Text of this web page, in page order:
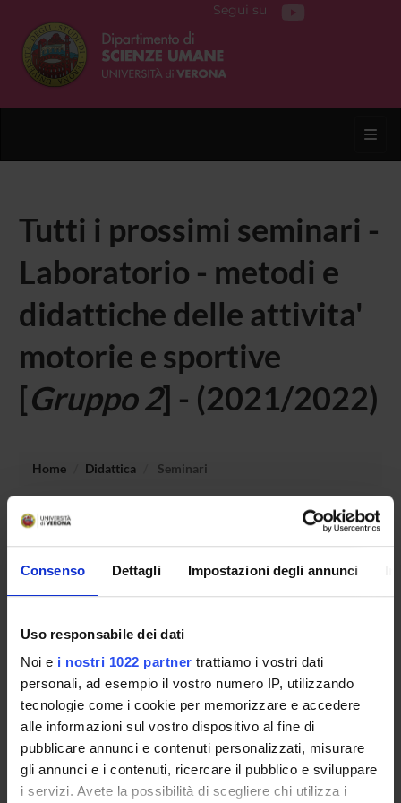
Consenso Dettagli Impostazioni degli annunci
Uso responsabile dei dati
Noi e i nostri 1022 partner trattiamo i vostri dati
personali, ad esempio il vostro numero IP, utilizzando
tecnologie come i cookie per memorizzare e accedere
alle informazioni sul vostro dispositivo al fine di
pubblicare annunci e contenuti personalizzati, misurare
gli annunci e i contenuti, ricercare il pubblico e sviluppare
i servizi. Avete la possibilità di scegliere chi utilizza i
Segui su
Tutti i prossimi seminari -
Laboratorio - metodi e
didattiche delle attivita'
motorie e sportive
[Gruppo 2] - (2021/2022)
Home Didattica Seminari
Non è stato trovato alcun seminario relativo
all'insegnamento Laboratorio - metodi e didattiche delle
attivita' motorie e sportive.
OFFERTA FORMATIVA
CORSI DI STUDIO
DOTTORATI, MASTER E FORMAZIONE SUPERIORE
Contatti
Persone